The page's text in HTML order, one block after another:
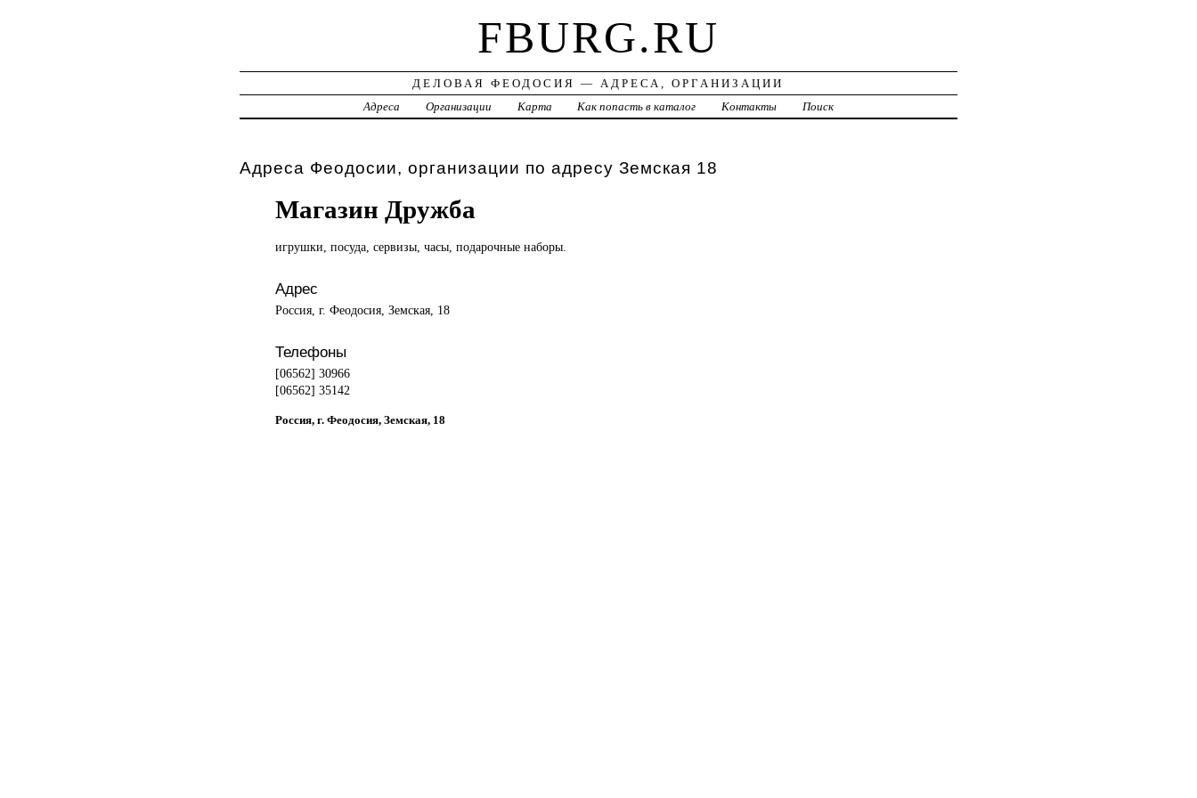
FBURG.RU
ДЕЛОВАЯ ФЕОДОСИЯ — АДРЕСА, ОРГАНИЗАЦИИ
Адреса
Организации Карта Как попасть в каталог Контакты Поиск
Адреса Феодосии, организации по адресу Земская 18
Магазин Дружба
игрушки, посуда, сервизы, часы, подарочные наборы.
Адрес
Россия, г. Феодосия, Земская, 18
Телефоны
[06562] 30966
[06562] 35142
Россия, г. Феодосия, Земская, 18